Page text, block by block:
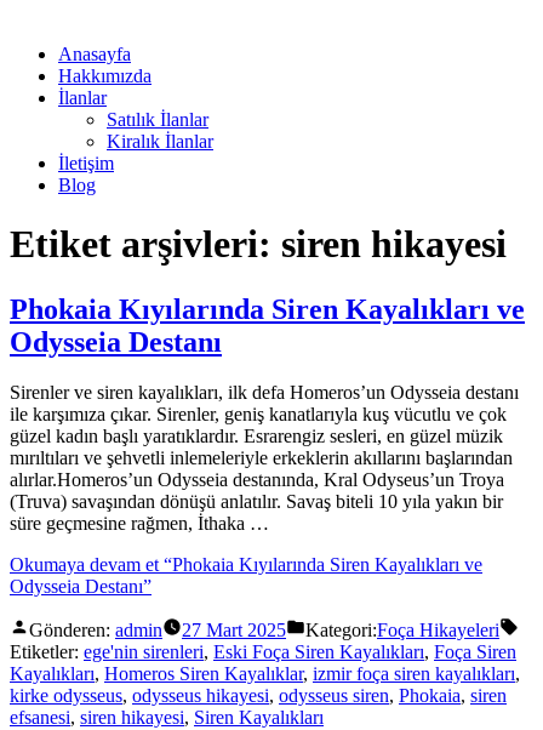
Anasayfa
Hakkımızda
İlanlar
Satılık İlanlar
Kiralık İlanlar
İletişim
Blog
Etiket arşivleri: siren hikayesi
Phokaia Kıyılarında Siren Kayalıkları ve
Odysseia Destanı
Sirenler ve siren kayalıkları, ilk defa Homeros’un Odysseia destanı
ile karşımıza çıkar. Sirenler, geniş kanatlarıyla kuş vücutlu ve çok
güzel kadın başlı yaratıklardır. Esrarengiz sesleri, en güzel müzik
mırıltıları ve şehvetli inlemeleriyle erkeklerin akıllarını başlarından
alırlar.Homeros’un Odysseia destanında, Kral Odyseus’un Troya
(Truva) savaşından dönüşü anlatılır. Savaş biteli 10 yıla yakın bir
süre geçmesine rağmen, İthaka …
Okumaya devam et“Phokaia Kıyılarında Siren Kayalıkları ve
Odysseia Destanı”
Gönderen: admin 27 Mart 2025 Kategori:Foça Hikayeleri
Etiketler: ege'nin sirenleri, Eski Foça Siren Kayalıkları, Foça Siren
Kayalıkları, Homeros Siren Kayalıklar, izmir foça siren kayalıkları,
kirke odysseus, odysseus hikayesi, odysseus siren, Phokaia, siren
efsanesi, siren hikayesi, Siren Kayalıkları